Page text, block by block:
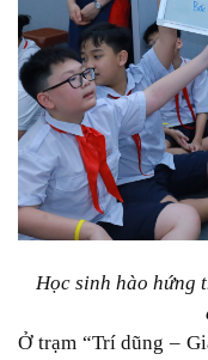
Học sinh hào hứng
Ở trạm “Trí dũng –